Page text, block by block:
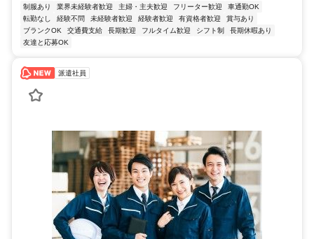
制服あり 業界未経験者歓迎 主婦・主夫歓迎 フリーター歓迎
車通勤OK
転勤なし
経験不問 未経験者歓迎 経験者歓迎 有資格者歓迎
賞与あり
ブランクOK
交通費支給 長期歓迎 フルタイム歓迎 シフト制
長期休暇あり
友達と応募OK
派遣社員